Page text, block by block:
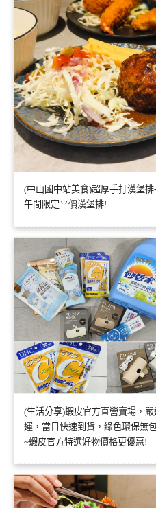
(中山國中站美食)超厚手打漢堡
午間限定平價漢堡排!
(生活分享)蝦皮官方直營賣場，
運，當日快速到貨，綠色環保無
~蝦皮官方特選好物價格更優惠!